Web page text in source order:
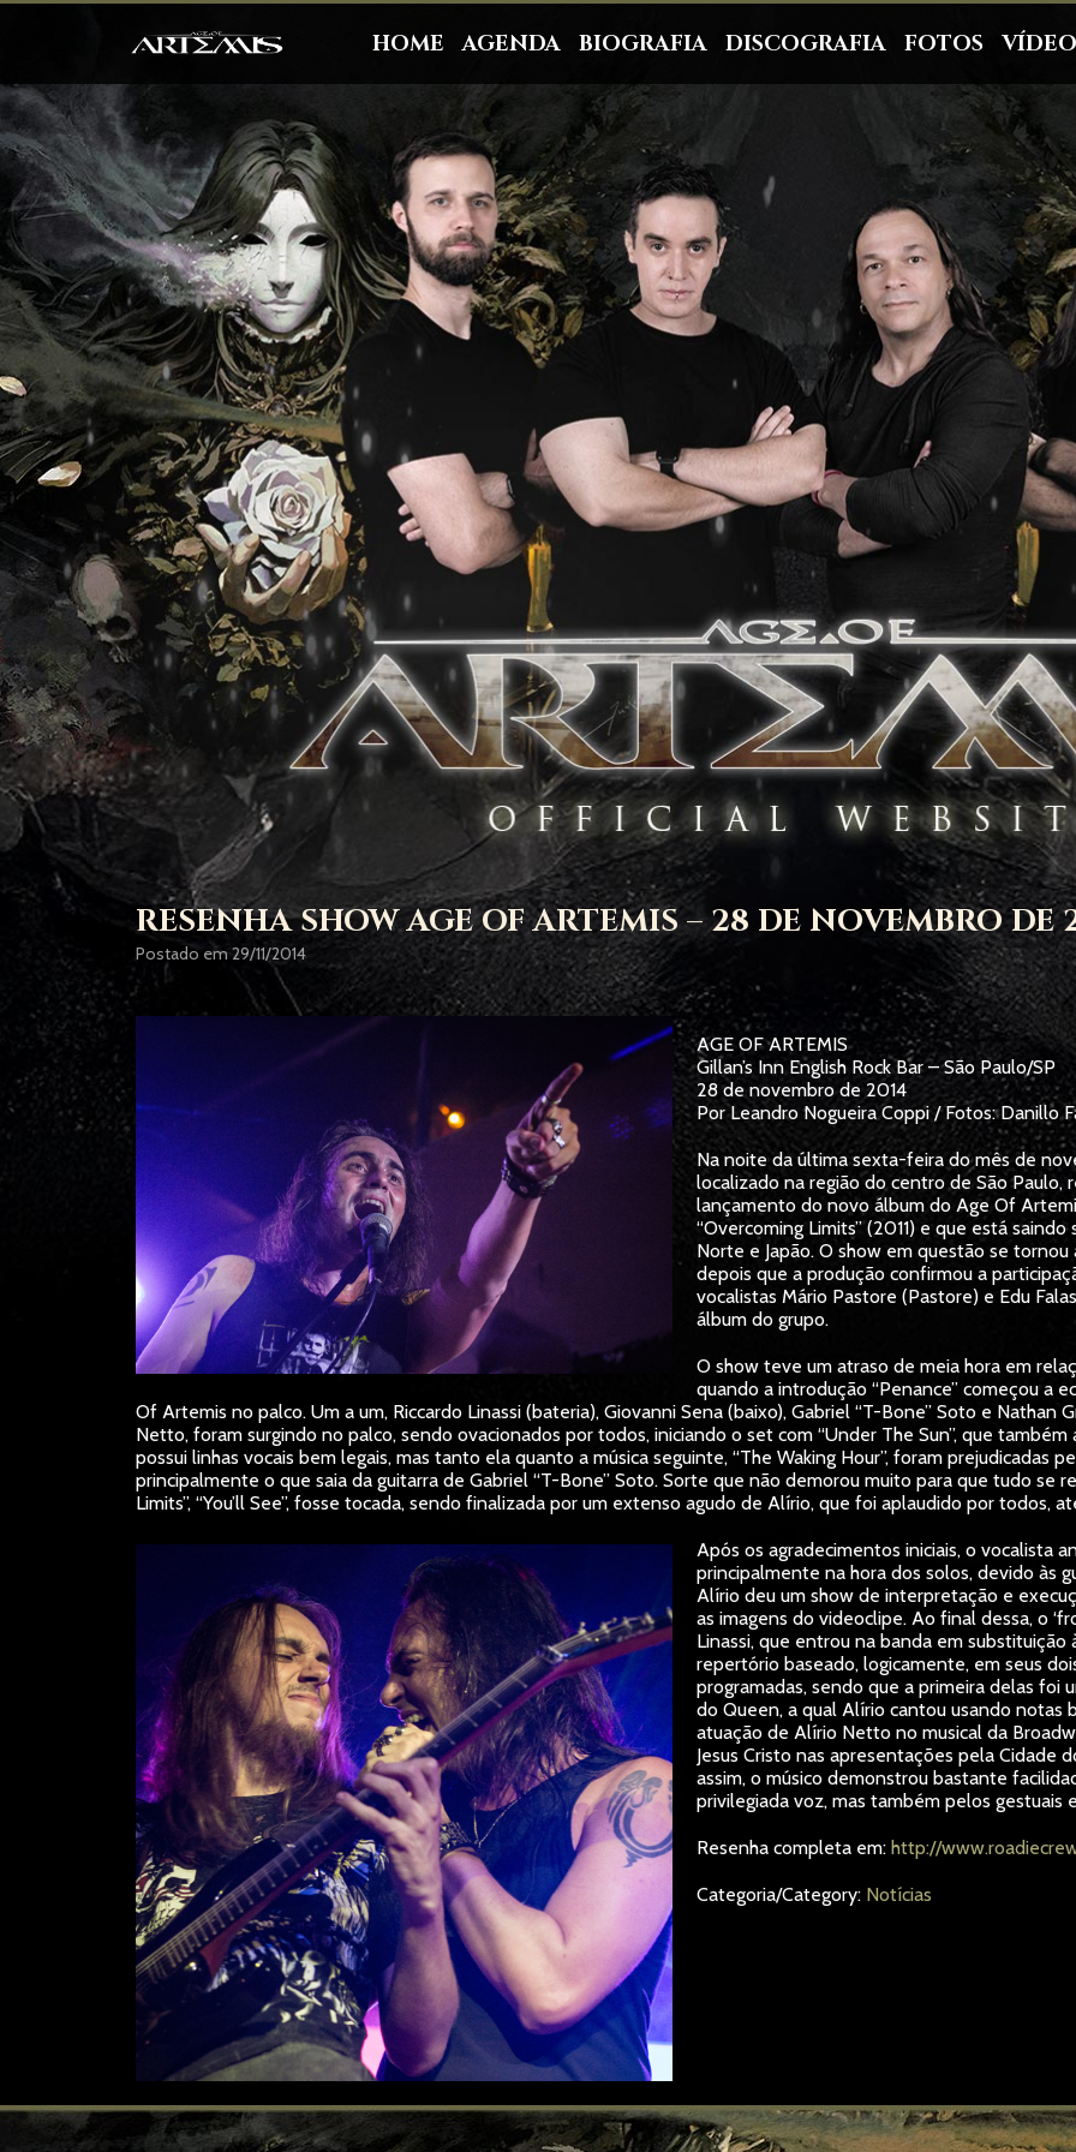
HOME AGENDA BIOGRAFIA DISCOGRAFIA FOTOS
RESENHA SHOW AGE OF ARTEMIS – 28 DE NOVEMBRO DE
Postado em 29/11/2014
AGE OF ARTEMIS
Gillan’s Inn English Rock Bar – São Paulo/SP
28 de novembro de 2014
Por Leandro Nogueira Coppi / Fotos: Danillo
Na noite da última sexta-feira do mês de
localizado na região do centro de São
lançamento do novo álbum do Age Of
“Overcoming Limits” (2011) e que está
Norte e Japão. O show em questão se
depois que a produção confirmou a
vocalistas Mário Pastore (Pastore) e Edu
álbum do grupo.
O show teve um atraso de meia hora em
quando a introdução “Penance” começou a
Of Artemis no palco. Um a um, Riccardo Linassi (bateria), Giovanni Sena (baixo), Gabriel “T-Bone” Soto e
Netto, foram surgindo no palco, sendo ovacionados por todos, iniciando o set com “Under The Sun”, que
possui linhas vocais bem legais, mas tanto ela quanto a música seguinte, “The Waking Hour”, foram prejudicadas
principalmente o que saia da guitarra de Gabriel “T-Bone” Soto. Sorte que não demorou muito para que tudo se
Limits”, “You’ll See”, fosse tocada, sendo finalizada por um extenso agudo de Alírio, que foi aplaudido por todos,
Após os agradecimentos iniciais, o vocalista
principalmente na hora dos solos, devido às
Alírio deu um show de interpretação e
as imagens do videoclipe. Ao final dessa, o
Linassi, que entrou na banda em
repertório baseado, logicamente, em seus
programadas, sendo que a primeira delas foi
do Queen, a qual Alírio cantou usando notas
atuação de Alírio Netto no musical da
Jesus Cristo nas apresentações pela Cidade
assim, o músico demonstrou bastante
privilegiada voz, mas também pelos gestuais
Resenha completa em: http://
Categoria/Category: Notícias